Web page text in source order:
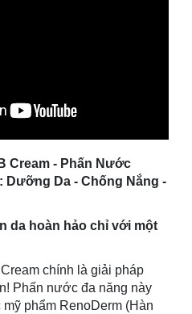
Cream - Phấn Nước
Dưỡng Da - Chống Nắng -
da hoàn hảo chỉ với một
chính là giải pháp
Phấn nước đa năng này
phẩm RenoDerm (Hàn